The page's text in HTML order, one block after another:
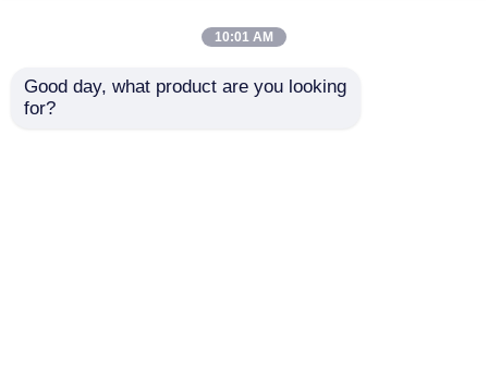
10:01 AM
Good day, what product are you looking
for?